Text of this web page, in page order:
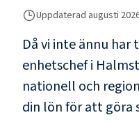
Uppdaterad augusti
Då vi inte ännu
enhetschefi
nationell och
din lön för att göra